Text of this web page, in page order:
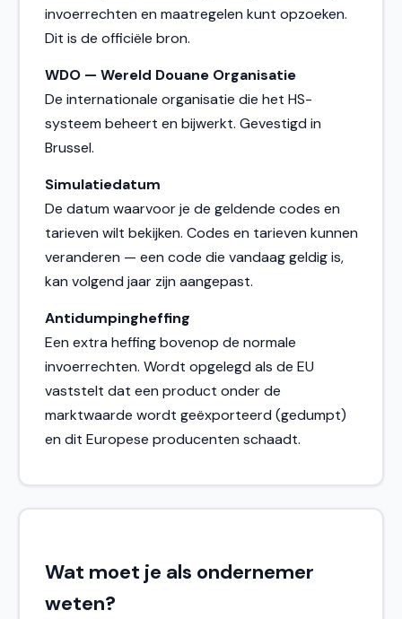
invoerrechten en maatregelen kunt opzoeken.
Dit is de officiële bron.
WDO — Wereld Douane Organisatie
De internationale organisatie die het HS-
systeem beheert en bijwerkt. Gevestigd in
Brussel.
Simulatiedatum
De datum waarvoor je de geldende codes en
tarieven wilt bekijken. Codes en tarieven kunnen
veranderen — een code die vandaag geldig is,
kan volgend jaar zijn aangepast.
Antidumpingheffing
Een extra heffing bovenop de normale
invoerrechten. Wordt opgelegd als de EU
vaststelt dat een product onder de
marktwaarde wordt geëxporteerd (gedumpt)
en dit Europese producenten schaadt.
Wat moet je als ondernemer
weten?